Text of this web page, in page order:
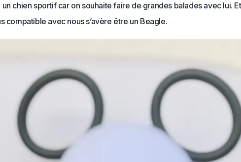
un chien sportif car on souhaite faire de grandes balades avec lui.
compatible avec nous s’avère être un Beagle.